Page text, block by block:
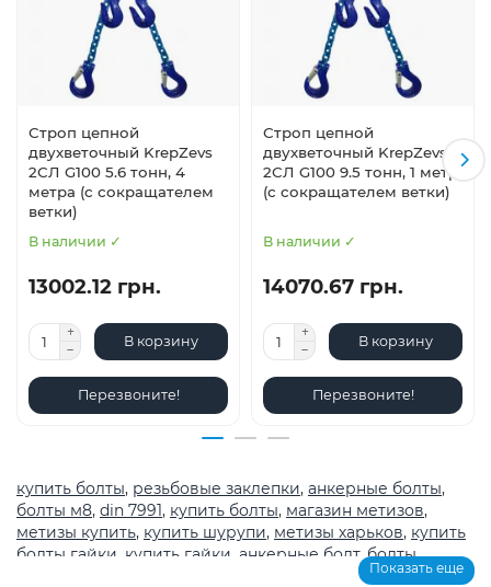
Строп цепной
двухветочный KrepZevs
2СЛ G100 5.6 тонн, 4
метра (с сокращателем
ветки)
В наличии ✓
13002.12 грн.
В корзину
Перезвоните!
Строп цепной
двухветочный KrepZevs
2СЛ G100 9.5 тонн, 1 метр
(с сокращателем ветки)
В наличии ✓
14070.67 грн.
В корзину
Перезвоните!
купить болты, резьбовые заклепки, анкерные болты,
болты м8, din 7991, купить болты, магазин метизов,
метизы купить, купить шурупи, метизы харьков, купить
болты гайки купить гайки анкерные болт,болты,
метрическая резьба с крупным шагом,магазин
Показать еще